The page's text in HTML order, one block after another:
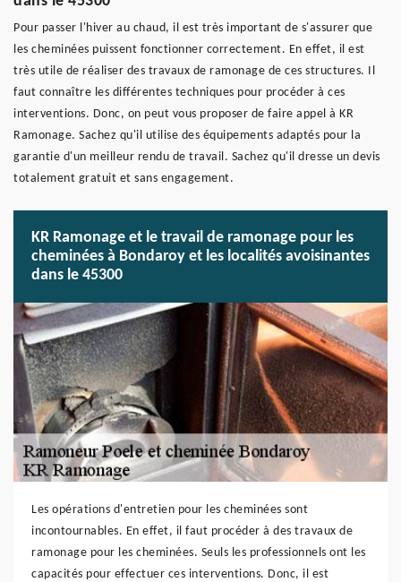
Pour passer l'hiver au chaud, il est très important de s'assurer que
les cheminées puissent fonctionner correctement. En effet, il est
très utile de réaliser des travaux de ramonage de ces structures. Il
faut connaître les différentes techniques pour procéder à ces
interventions. Donc, on peut vous proposer de faire appel à KR
Ramonage. Sachez qu'il utilise des équipements adaptés pour la
garantie d'un meilleur rendu de travail. Sachez qu'il dresse un devis
totalement gratuit et sans engagement.
KR Ramonage et le travail de ramonage pour les
cheminées à Bondaroy et les localités avoisinantes
dans le 45300
Les opérations d'entretien pour les cheminées sont
incontournables. En effet, il faut procéder à des travaux de
ramonage pour les cheminées. Seuls les professionnels ont les
capacités pour effectuer ces interventions. Donc, il est